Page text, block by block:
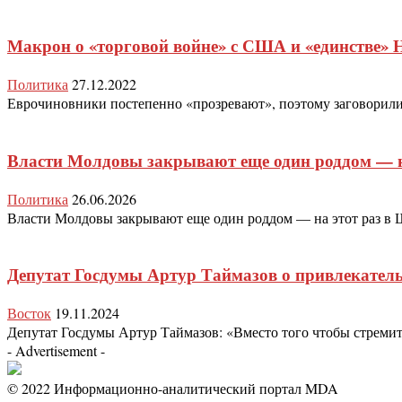
Макрон о «торговой войне» с США и
Политика 27.12.2022
Еврочиновники постепенно «прозревают», поэтому
Власти Молдовы закрывают еще один роддом —
Политика 26.06.2026
Власти Молдовы закрывают еще один роддом — на этот раз в
Депутат Госдумы Артур Таймазов о
Восток 19.11.2024
Депутат Госдумы Артур Таймазов: «Вместо того чтобы
- Advertisement -
© 2022 Информационно-аналитический портал MDA